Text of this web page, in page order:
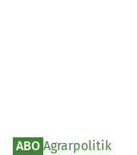
ABO Agrarpolitik